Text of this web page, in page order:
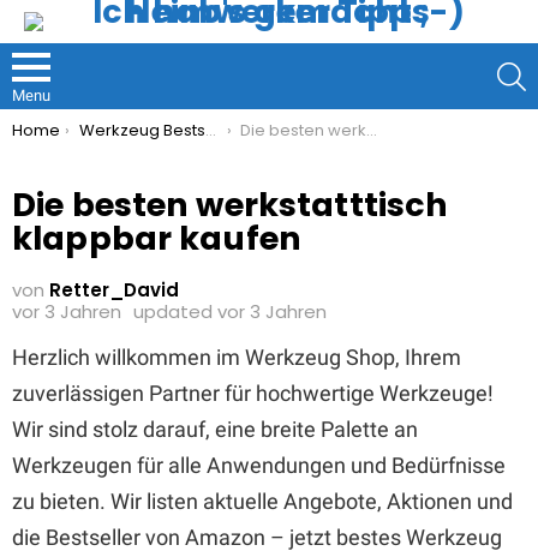
Menu
You are here:
Home Werkzeug Bestseller Die besten werkstatttisch klappbar kaufen
Die besten werkstatttisch
klappbar kaufen
von Retter_David
vor 3 Jahren updated vor 3 Jahren
Herzlich willkommen im Werkzeug Shop, Ihrem
zuverlässigen Partner für hochwertige Werkzeuge!
Wir sind stolz darauf, eine breite Palette an
Werkzeugen für alle Anwendungen und Bedürfnisse
zu bieten. Wir listen aktuelle Angebote, Aktionen und
die Bestseller von Amazon – jetzt bestes Werkzeug